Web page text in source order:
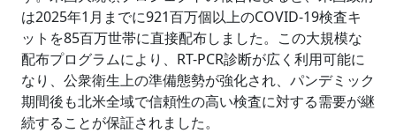
は2025年1月までに921百万個以上のCOVID-19検査キ
ットを85百万世帯に直接配布しました。この大規模な
配布プログラムにより、RT-PCR診断が広く利用可能に
なり、公衆衛生上の準備態勢が強化され、パンデミック
期間後も北米全域で信頼性の高い検査に対する需要が継
続することが保証されました。